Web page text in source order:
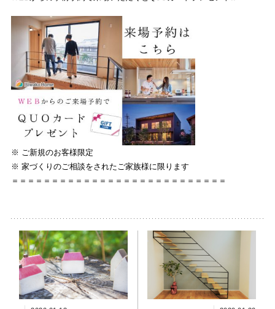
※ ご新規のお客様限定
※ 家づくりのご相談をされたご家族様に限ります
＝＝＝＝＝＝＝＝＝＝＝＝＝＝＝＝＝＝＝＝＝＝＝＝＝＝＝